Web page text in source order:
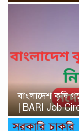
বাংলাদেশ কৃষি
| BARI Job